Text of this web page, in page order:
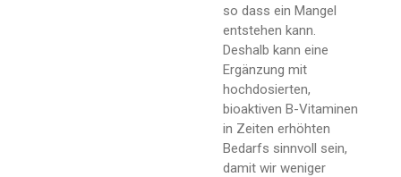
so dass ein Mangel
entstehen kann.
Deshalb kann eine
Ergänzung mit
hochdosierten,
bioaktiven B-Vitaminen
in Zeiten erhöhten
Bedarfs sinnvoll sein,
damit wir weniger